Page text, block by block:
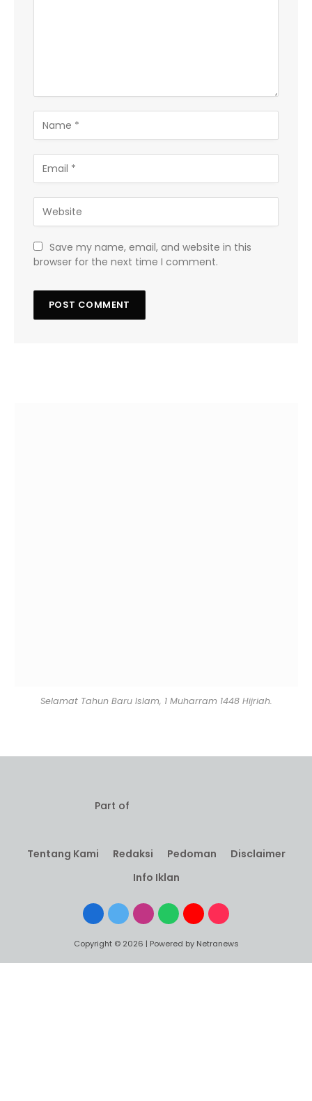
Save my name, email, and website in this
browser for the next time I comment.
Selamat Tahun Baru Islam, 1 Muharram 1448 Hijriah.
Part of
Tentang Kami Redaksi Pedoman
Disclaimer
Info Iklan
Facebook
X
InstagramWhatsAppYouTubeTikTok
Copyright © 2026 | Powered by Netranews